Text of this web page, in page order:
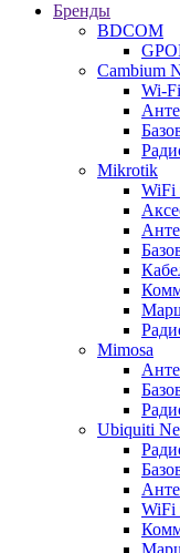
Бренды
BDCOM
Cambium
Wi-
Mikrotik
WiFi
Mimosa
Ubiquiti
WiFi